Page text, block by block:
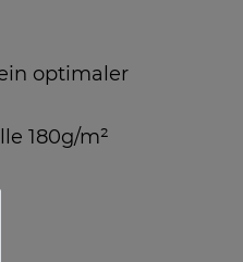
optimaler
180g/m²